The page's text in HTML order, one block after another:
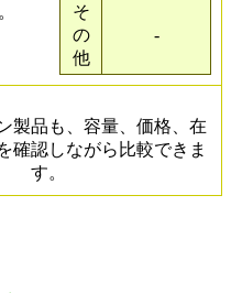
そ
の
他
-
製品も、容量、価格、在
確認しながら比較できま
す。